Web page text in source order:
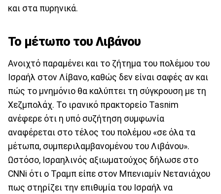
και στα πυρηνικά.
Το μέτωπο του Λιβάνου
Ανοιχτό παραμένει και το ζήτημα του πολέμου του
Ισραήλ στον Λίβανο, καθώς δεν είναι σαφές αν και
πώς το μνημόνιο θα καλύπτει τη σύγκρουση με τη
Χεζμπολάχ. Το ιρανικό πρακτορείο Tasnim
ανέφερε ότι η υπό συζήτηση συμφωνία
αναφέρεται στο τέλος του πολέμου «σε όλα τα
μέτωπα, συμπεριλαμβανομένου του Λιβάνου».
Ωστόσο, Ισραηλινός αξιωματούχος δήλωσε στο
CNNi ότι ο Τραμπ είπε στον Μπενιαμίν Νετανιάχου
πως στηρίζει την επιθυμία του Ισραήλ να